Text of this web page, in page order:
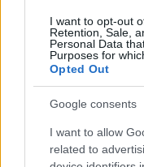
I want to opt-out
Retention, Sale,
Personal Data
Purposes for
Opted Out
Google consents
I want to allow
related to
A